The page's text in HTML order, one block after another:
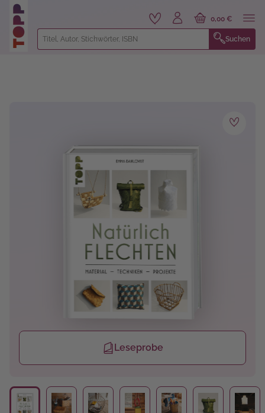
springen
Suchen
0,00 €
Leseprobe